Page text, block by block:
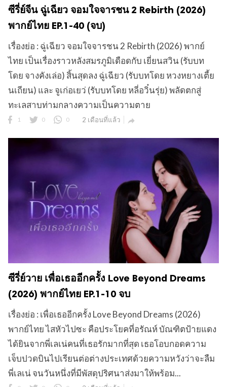
ซีรี่ย์จีน ฉู่เฉียว จอมใจจารชน 2 Rebirth (2026)
พากย์ไทย EP.1-40 (จบ)
เรื่องย่อ : ฉู่เฉียว จอมใจจารชน 2 Rebirth (2026) พากย์
ไทย เป็นเรื่องราวหลังสมรภูมิเดือดกับ เยี่ยนสวิน (รับบท
โดย จางคังเล่อ) สิ้นสุดลง ฉู่เฉียว (รับบทโดย หวงหยางเตี้ย
นเถียน) และ จูเก่อเยว่ (รับบทโดย หลี่อวิ๋นรุ่ย) พลัดตกสู่
ทะเลสาบท่ามกลางความเป็นความตาย
1 0 0 2 เดือนที่แล้ว 
ซีรี่ย์วาย เพื่อเธออีกครั้ง Love Beyond Dreams
(2026) พากย์ไทย EP.1-10 จบ
เรื่องย่อ : เพื่อเธออีกครั้ง Love Beyond Dreams (2026)
พากย์ไทย ไสหัวไปซะ คือประโยคที่อรัณห์ บัณฑิตป้ายแดง
ได้ยินจากพี่เลเน่คนที่เธอรักมากที่สุด เธอโอบกอดความ
เจ็บปวดบินไปเรียนต่อต่างประเทศด้วยความหวังว่าจะลืม
พี่เลเน่ จนวันหนึ่งที่มีพัสดุปริศนาส่งมาให้พร้อม...